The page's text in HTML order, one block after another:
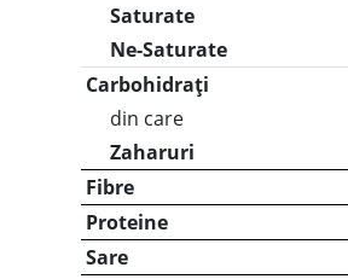
Saturate
Ne-Saturate
Carbohidrați
din care
Zaharuri
Fibre
Proteine
Sare